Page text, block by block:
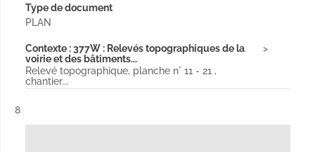
Type de document
PLAN
Contexte : 377W : Relevés topographiques de la
voirie et des bâtiments...
Relevé topographique, planche n° 11 - 21 ,
chantier...
Résultat n°
8